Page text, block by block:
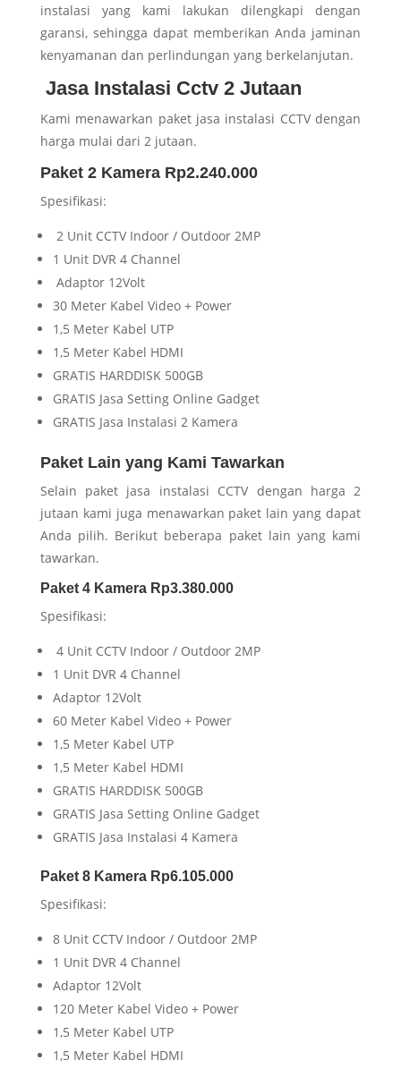
instalasi yang kami lakukan dilengkapi dengan
garansi, sehingga dapat memberikan Anda jaminan
kenyamanan dan perlindungan yang berkelanjutan.
Jasa Instalasi Cctv 2 Jutaan
Kami menawarkan paket jasa instalasi CCTV dengan
harga mulai dari 2 jutaan.
Paket 2 Kamera Rp2.240.000
Spesifikasi:
2 Unit CCTV Indoor / Outdoor 2MP
1 Unit DVR 4 Channel
Adaptor 12Volt
30 Meter Kabel Video + Power
1,5 Meter Kabel UTP
1,5 Meter Kabel HDMI
GRATIS HARDDISK 500GB
GRATIS Jasa Setting Online Gadget
GRATIS Jasa Instalasi 2 Kamera
Paket Lain yang Kami Tawarkan
Selain paket jasa instalasi CCTV dengan harga 2
jutaan kami juga menawarkan paket lain yang dapat
Anda pilih. Berikut beberapa paket lain yang kami
tawarkan.
Paket 4 Kamera Rp3.380.000
Spesifikasi:
4 Unit CCTV Indoor / Outdoor 2MP
1 Unit DVR 4 Channel
Adaptor 12Volt
60 Meter Kabel Video + Power
1,5 Meter Kabel UTP
1,5 Meter Kabel HDMI
GRATIS HARDDISK 500GB
GRATIS Jasa Setting Online Gadget
GRATIS Jasa Instalasi 4 Kamera
Paket 8 Kamera Rp6.105.000
Spesifikasi:
8 Unit CCTV Indoor / Outdoor 2MP
1 Unit DVR 4 Channel
Adaptor 12Volt
120 Meter Kabel Video + Power
1,5 Meter Kabel UTP
1,5 Meter Kabel HDMI